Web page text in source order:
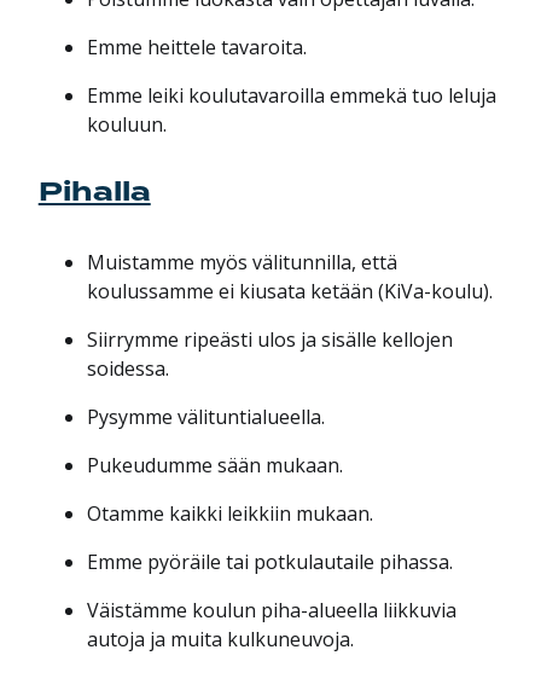
Emme heittele tavaroita.
Emme leiki koulutavaroilla emmekä tuo leluja
kouluun.
Pihalla
Muistamme myös välitunnilla, että
koulussamme ei kiusata ketään (KiVa-koulu).
Siirrymme ripeästi ulos ja sisälle kellojen
soidessa.
Pysymme välituntialueella.
Pukeudumme sään mukaan.
Otamme kaikki leikkiin mukaan.
Emme pyöräile tai potkulautaile pihassa.
Väistämme koulun piha-alueella liikkuvia
autoja ja muita kulkuneuvoja.